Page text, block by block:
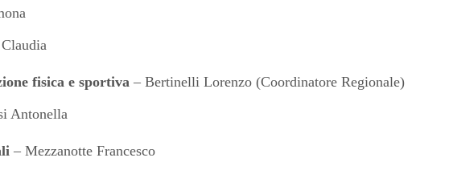
fisica e sportiva – Bertinelli Lorenzo (Coordinatore Regionale)
Antonella
– Mezzanotte Francesco